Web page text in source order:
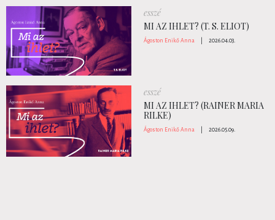
esszé
MI AZ IHLET? (T. S. ELIOT)
Ágoston Enikő Anna 2026.04.03.
esszé
MI AZ IHLET? (RAINER MARIA
RILKE)
Ágoston Enikő Anna 2026.05.09.